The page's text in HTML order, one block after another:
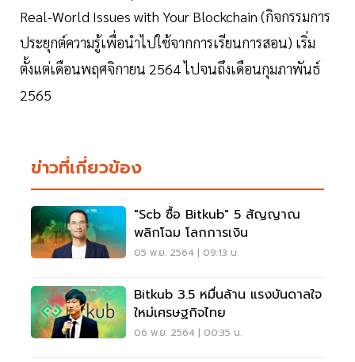
Real-World Issues with Your Blockchain (กิจกรรมการ
ประยุกต์ความรู้เพื่อนำไปใช้จากการเรียนการสอน) เริ่ม
ตั้งแต่เดือนพฤศจิกายน 2564 ไปจนถึงเดือนกุมภาพันธ์
2565
ข่าวที่เกี่ยวข้อง
"Scb ซื้อ Bitkub" 5 สัญญาณ
พลิกโฉม โลกการเงิน
05 พ.ย. 2564 | 09:13 น.
Bitkub 3.5 หมื่นล้าน แรงบันดาลใจ
ใหม่เศรษฐกิจไทย
06 พ.ย. 2564 | 00:35 น.